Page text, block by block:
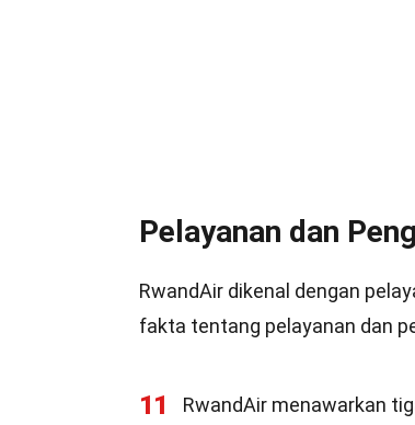
Pelayanan dan
RwandAir dikenal dengan
fakta tentang pelayanan dan
11 RwandAir menawarkan